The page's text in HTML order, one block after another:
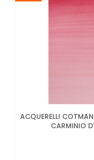
ACQUERELLI
CARMINIO